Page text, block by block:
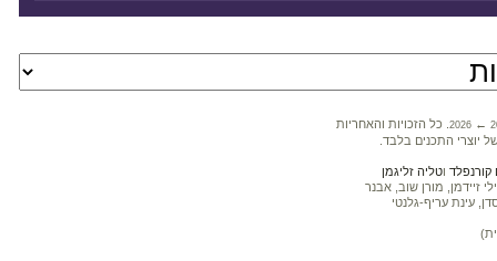
2026 ←
. כל הזכויות והאחריות
יוצרי התכנים בלבד.
וטליה זליגמן
זיידמן, מורן שוב, אבנר
עינת עריף-גלנטי